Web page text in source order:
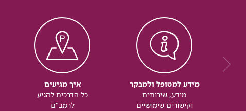
מידע למטופל ולמבקר
מידע, שירותים
וקישורים שימושיים
איך מגיעים
כל הדרכים להגיע
לרמב"ם